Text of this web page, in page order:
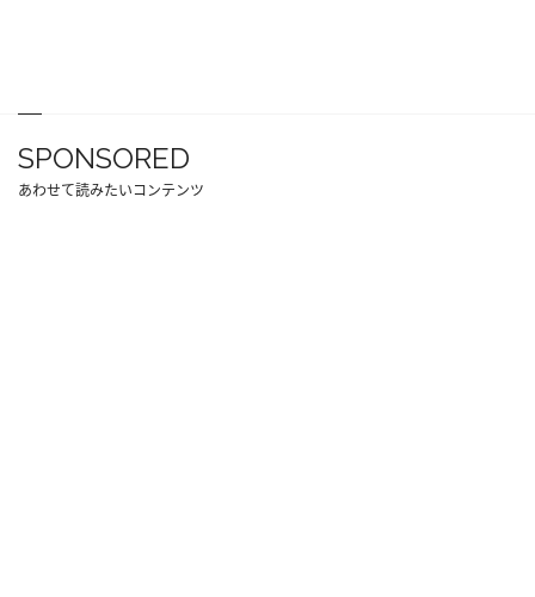
SPONSORED
あわせて読みたいコンテンツ